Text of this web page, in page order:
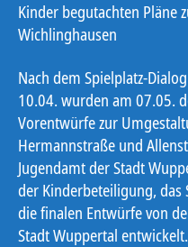
Kinder begutachten Pläne
Wichlinghausen
Nach dem Spielplatz-
10.04. wurden am 07.05.
Vorentwürfe zur
Hermannstraße und
Jugendamt der Stadt
der Kinderbeteiligung,
die finalen Entwürfe von
Stadt Wuppertal entwickelt.